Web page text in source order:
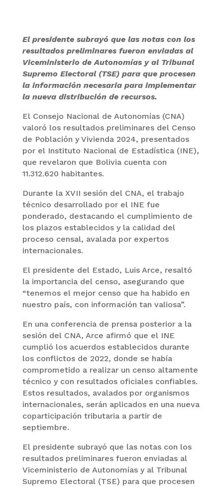
El presidente subrayó que las notas con los
resultados preliminares fueron enviadas al
Viceministerio de Autonomías y al Tribunal
Supremo Electoral (TSE) para que procesen
la información necesaria para implementar
la nueva distribución de recursos.
El Consejo Nacional de Autonomías (CNA)
valoró los resultados preliminares del Censo
de Población y Vivienda 2024, presentados
por el Instituto Nacional de Estadística (INE),
que revelaron que Bolivia cuenta con
11.312.620 habitantes.
Durante la XVII sesión del CNA, el trabajo
técnico desarrollado por el INE fue
ponderado, destacando el cumplimiento de
los plazos establecidos y la calidad del
proceso censal, avalada por expertos
internacionales.
El presidente del Estado, Luis Arce, resaltó
la importancia del censo, asegurando que
“tenemos el mejor censo que ha habido en
nuestro país, con información tan valiosa”.
En una conferencia de prensa posterior a la
sesión del CNA, Arce afirmó que el INE
cumplió los acuerdos establecidos durante
los conflictos de 2022, donde se había
comprometido a realizar un censo altamente
técnico y con resultados oficiales confiables.
Estos resultados, avalados por organismos
internacionales, serán aplicados en una nueva
coparticipación tributaria a partir de
septiembre.
El presidente subrayó que las notas con los
resultados preliminares fueron enviadas al
Viceministerio de Autonomías y al Tribunal
Supremo Electoral (TSE) para que procesen